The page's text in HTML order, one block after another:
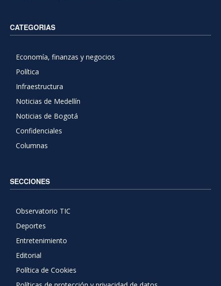
CATEGORIAS
Economía, finanzas y negocios
Política
Infraestructura
Noticias de Medellín
Noticias de Bogotá
Confidenciales
Columnas
SECCIONES
Observatorio TIC
Deportes
Entretenimiento
Editorial
Política de Cookies